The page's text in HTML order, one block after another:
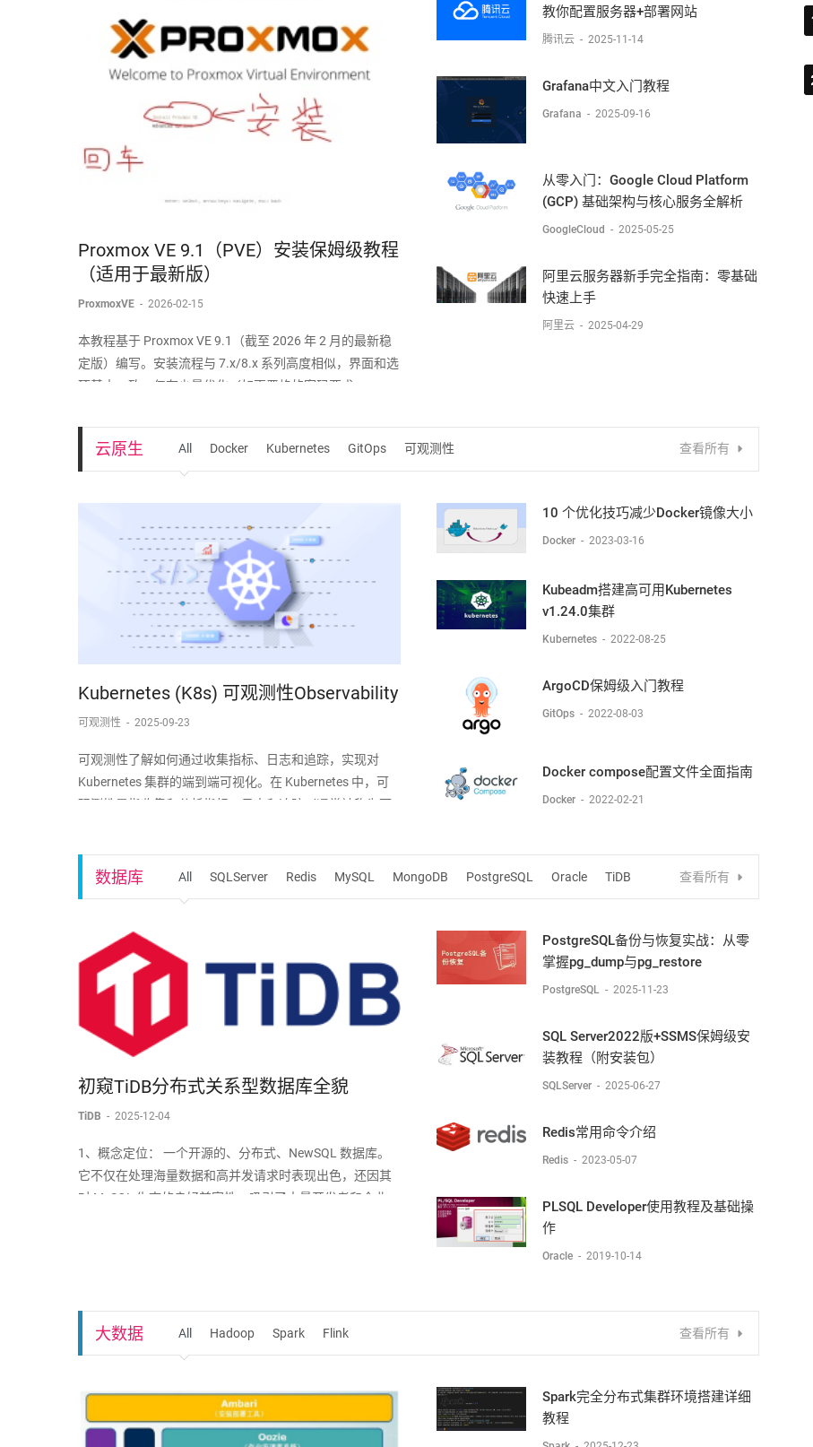
Proxmox VE 9.1（PVE）安装保姆级教程
（适用于最新版）
ProxmoxVE - 2026-02-15
本教程基于 Proxmox VE 9.1（截至 2026 年 2 月的最新稳
定版）编写。安装流程与 7.x/8.x 系列高度相似，界面和选
项基本一致，仅有少量优化（如更严格的密码要求、
步骤也几乎完全适用。
教你配置服务器+部署网站
腾讯云 - 2025-11-14
Grafana中文入门教程
Grafana - 2025-09-16
从零入门：Google Cloud Platform
(GCP) 基础架构与核心服务全解析
GoogleCloud - 2025-05-25
阿里云服务器新手完全指南：零基础
快速上手​​
阿里云 - 2025-04-29
云原生 All Docker Kubernetes GitOps 可观测性 查看所有
Kubernetes (K8s) 可观测性Observability
可观测性 - 2025-09-23
可观测性了解如何通过收集指标、日志和追踪，实现对
Kubernetes 集群的端到端可视化。在 Kubernetes 中，可
观测性是指收集和分析指标、日志和追踪（通常被称为可
插件都会生成并
10 个优化技巧减少Docker镜像大小
Docker - 2023-03-16
Kubeadm搭建高可用Kubernetes
v1.24.0集群
Kubernetes - 2022-08-25
ArgoCD保姆级入门教程
GitOps - 2022-08-03
Docker compose配置文件全面指南
Docker - 2022-02-21
数据库 All SQLServer Redis MySQL MongoDB PostgreSQL Oracle TiDB 查看所有
初窥TiDB分布式关系型数据库全貌
TiDB - 2025-12-04
1、概念定位： 一个开源的、分布式、NewSQL 数据库。
它不仅在处理海量数据和高并发请求时表现出色，还因其
对 MySQL 生态的良好兼容性，吸引了大量开发者和企业。
PostgreSQL备份与恢复实战：从零
掌握pg_dump与pg_restore
PostgreSQL - 2025-11-23
SQL Server2022版+SSMS保姆级安
装教程（附安装包）
SQLServer - 2025-06-27
Redis常用命令介绍
Redis - 2023-05-07
PLSQL Developer使用教程及基础操
作
Oracle - 2019-10-14
大数据 All Hadoop Spark Flink 查看所有
Spark完全分布式集群环境搭建详细
教程